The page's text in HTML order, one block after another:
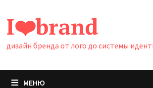
содержимому
I❤️brand
дизайн бренда от лого до системы
МЕНЮ